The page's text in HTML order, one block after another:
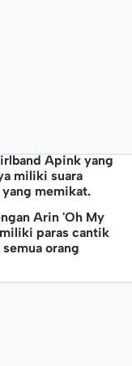
Apink yang
miliki suara
memikat.
Arin 'Oh My
paras cantik
orang